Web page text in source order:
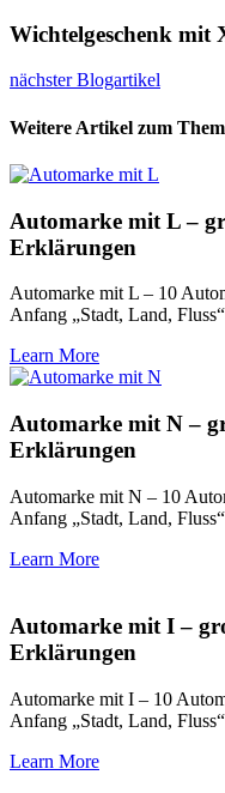
Wichtelgeschenk mit
nächster Blogartikel
Weitere Artikel zum
Automarke mit L –
Erklärungen
Automarke mit L – 10
Anfang „Stadt, Land,
Learn More
Automarke mit N –
Erklärungen
Automarke mit N – 10
Anfang „Stadt, Land,
Learn More
Automarke mit I –
Erklärungen
Automarke mit I – 10
Anfang „Stadt, Land,
Learn More